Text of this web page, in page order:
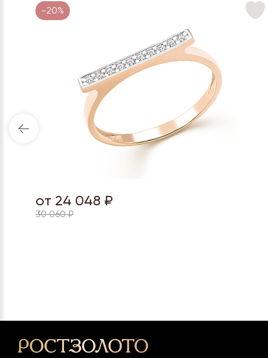
-20%
от 24 048 ₽
30 060 ₽